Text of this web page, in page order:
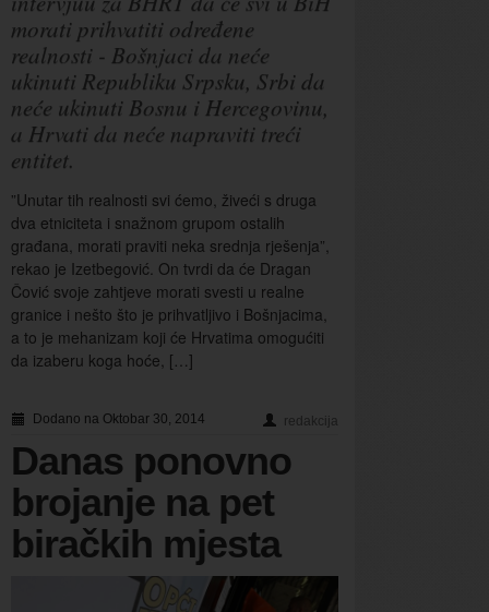
morati prihvatiti određene
realnosti - Bošnjaci da neće
ukinuti Republiku Srpsku, Srbi da
neće ukinuti Bosnu i Hercegovinu,
a Hrvati da neće napraviti treći
entitet.
”Unutar tih realnosti svi ćemo, živeći s druga
dva etniciteta i snažnom grupom ostalih
građana, morati praviti neka srednja rješenja”,
rekao je Izetbegović. On tvrdi da će Dragan
Čović svoje zahtjeve morati svesti u realne
granice i nešto što je prihvatljivo i Bošnjacima,
a to je mehanizam koji će Hrvatima omogućiti
da izaberu koga hoće, […]
Dodano na Oktobar 30, 2014 redakcija
Danas ponovno
brojanje na pet
biračkih mjesta